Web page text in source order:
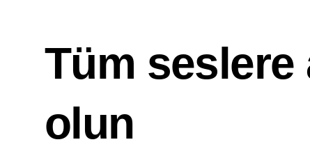
Tüm seslere
olun